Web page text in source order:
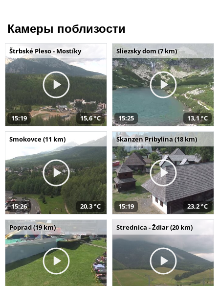
Камеры поблизости
Štrbské Pleso - Mostíky
15:19 15,6 °C
Sliezsky dom (7 km)
15:25 13,1 °C
Smokovce (11 km)
15:26 20,3 °C
Skanzen Pribylina (18 km)
15:19 23,2 °C
Poprad (19 km) Strednica - Ždiar (20 km)